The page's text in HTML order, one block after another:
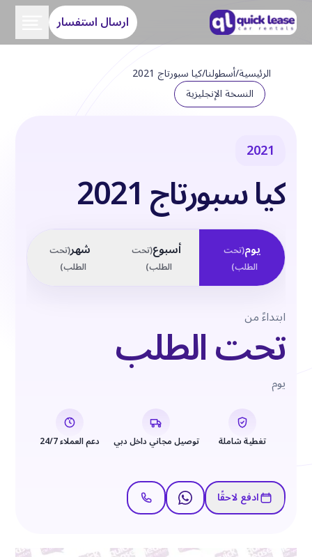
ارسال استفسار
الرئيسية/أسطولنا/كيا سبورتاج 2021
النسخة الإنجليزية
2021
كيا سبورتاج 2021
يوم(تحت
الطلب)
أسبوع(تحت
الطلب)
شهر(تحت
الطلب)
ابتداءً من
تحت الطلب
يوم
تغطية شاملة توصيل مجاني داخل دبي دعم العملاء 24/7
ادفع لاحقًا